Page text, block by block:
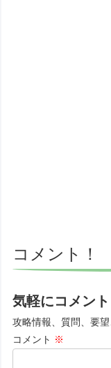
コメント！
気軽にコメント
攻略情報、質問、要
コメント ※